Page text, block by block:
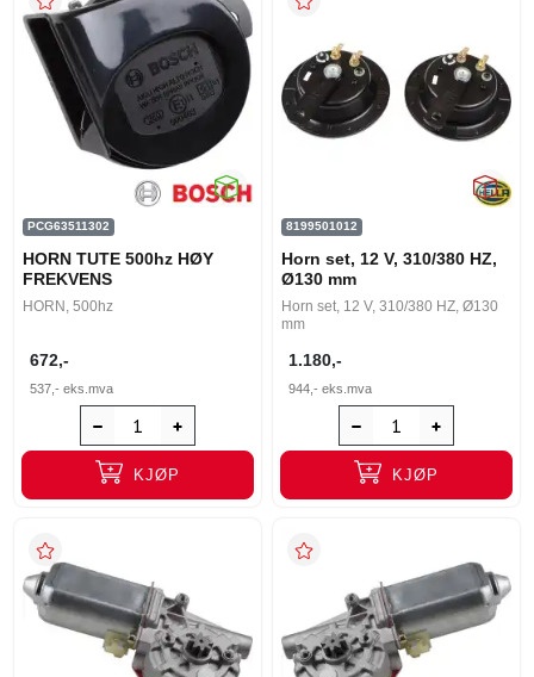
PCG63511302
HORN TUTE 500hz HØY
FREKVENS
HORN, 500hz
672,-
537,- eks.mva
KJØP
8199501012
Horn set, 12 V, 310/380 HZ,
Ø130 mm
Horn set, 12 V, 310/380 HZ, Ø130
mm
1.180,-
944,- eks.mva
KJØP